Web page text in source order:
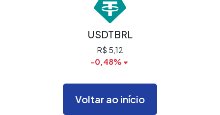
USDTBRL
R$ 5,12
-0,48%
Voltar ao início